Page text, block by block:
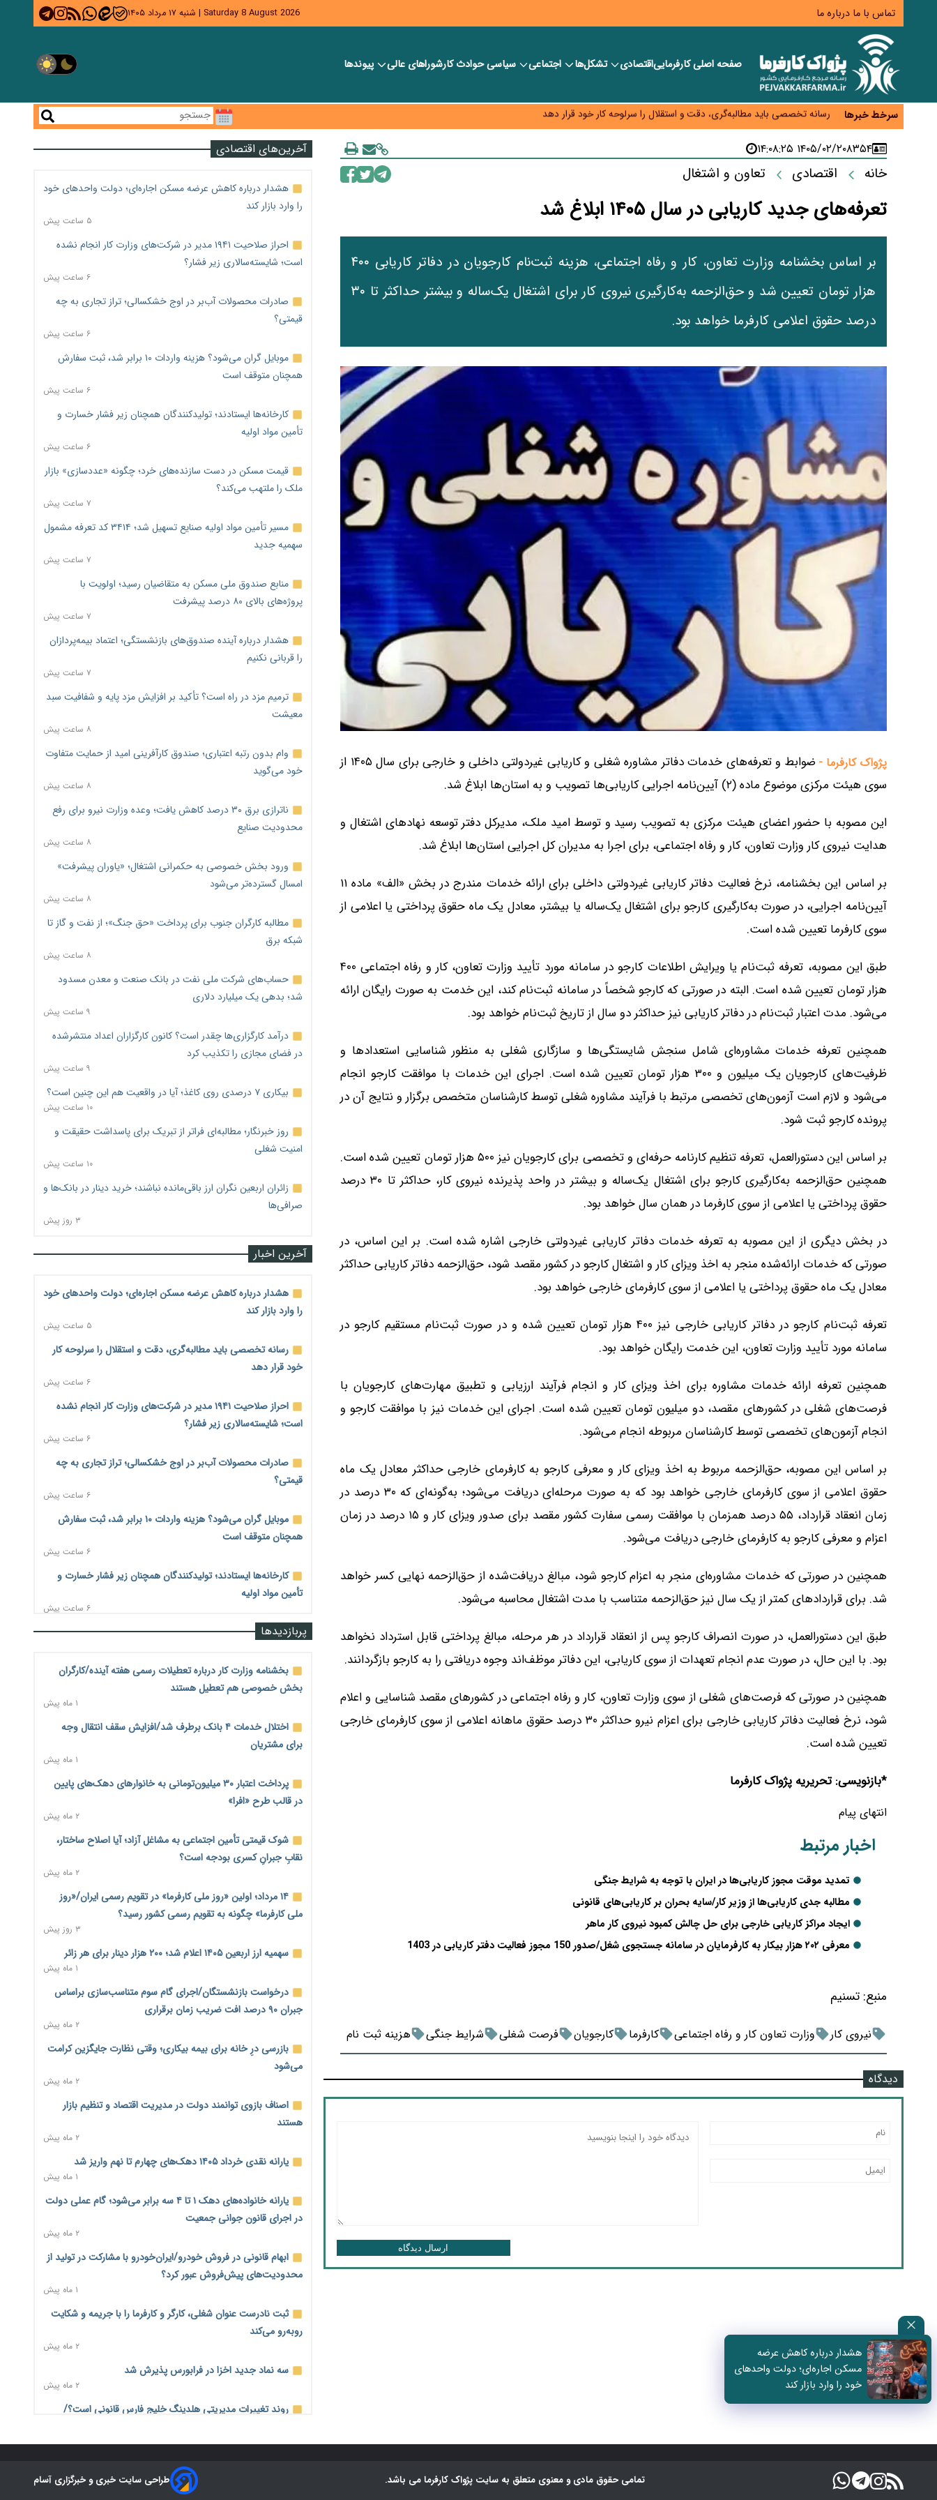
تماس با ما درباره ما Saturday 8 August 2026
| شنبه ۱۷ مرداد ۱۴۰۵
صفحه اصلیکارفرماییاقتصادی تشکل‌ها اجتماعی سیاسیحوادث کارشورا‎های عالی پیوندها
سرخط خبرها
هشدار درباره کاهش عرضه مسکن اجاره‌ای؛ دولت واحدهای خود را وارد بازار کند
رسانه تخصصی باید مطالبه‌گری، دقت و استقلال را سرلوحه کار خود قرار دهد
احراز صلاحیت ۱۹۴۱ مدیر در شرکت‌های وزارت کار انجام نشده است؛ شایسته‌سالاری زیر فشار؟
صادرات محصولات آب‌بر در اوج خشکسالی؛ تراز تجاری به چه قیمتی؟
موبایل گران می‌شود؟ هزینه واردات ۱۰ برابر شد، ثبت سفارش همچنان متوقف است
۸۳۵۴۱۴۰۵/۰۲/۲۰ ۱۴:۰۸:۲۵
خانه اقتصادی تعاون و اشتغال
تعرفه‌های جدید کاریابی در سال ۱۴۰۵ ابلاغ شد
بر اساس بخشنامه وزارت تعاون، کار و رفاه اجتماعی، هزینه ثبت‌نام کارجویان در دفاتر کاریابی ۴۰۰
هزار تومان تعیین شد و حق‌الزحمه به‌کارگیری نیروی کار برای اشتغال یک‌ساله و بیشتر حداکثر تا ۳۰
درصد حقوق اعلامی کارفرما خواهد بود.
پژواک کارفرما -
ضوابط و تعرفه‌های خدمات دفاتر مشاوره شغلی و کاریابی غیردولتی داخلی و خارجی برای سال ۱۴۰۵ از
سوی هیئت مرکزی موضوع ماده (۲) آیین‌نامه اجرایی کاریابی‌ها تصویب و به استان‌ها ابلاغ شد.
این مصوبه با حضور اعضای هیئت مرکزی به تصویب رسید و توسط امید ملک، مدیرکل دفتر توسعه نهادهای اشتغال و
هدایت نیروی کار وزارت تعاون، کار و رفاه اجتماعی، برای اجرا به مدیران کل اجرایی استان‌ها ابلاغ شد.
بر اساس این بخشنامه، نرخ فعالیت دفاتر کاریابی غیردولتی داخلی برای ارائه خدمات مندرج در بخش «الف» ماده ۱۱
آیین‌نامه اجرایی، در صورت به‌کارگیری کارجو برای اشتغال یک‌ساله یا بیشتر، معادل یک ماه حقوق پرداختی یا اعلامی از
سوی کارفرما تعیین شده است.
طبق این مصوبه، تعرفه ثبت‌نام یا ویرایش اطلاعات کارجو در سامانه مورد تأیید وزارت تعاون، کار و رفاه اجتماعی ۴۰۰
هزار تومان تعیین شده است. البته در صورتی که کارجو شخصاً در سامانه ثبت‌نام کند، این خدمت به صورت رایگان ارائه
می‌شود. مدت اعتبار ثبت‌نام در دفاتر کاریابی نیز حداکثر دو سال از تاریخ ثبت‌نام خواهد بود.
همچنین تعرفه خدمات مشاوره‌ای شامل سنجش شایستگی‌ها و سازگاری شغلی به منظور شناسایی استعدادها و
ظرفیت‌های کارجویان یک میلیون و ۳۰۰ هزار تومان تعیین شده است. اجرای این خدمات با موافقت کارجو انجام
می‌شود و لازم است آزمون‌های تخصصی مرتبط با فرآیند مشاوره شغلی توسط کارشناسان متخصص برگزار و نتایج آن در
پرونده کارجو ثبت شود.
بر اساس این دستورالعمل، تعرفه تنظیم کارنامه حرفه‌ای و تخصصی برای کارجویان نیز ۵۰۰ هزار تومان تعیین شده است.
همچنین حق‌الزحمه به‌کارگیری کارجو برای اشتغال یک‌ساله و بیشتر در واحد پذیرنده نیروی کار، حداکثر تا ۳۰ درصد
حقوق پرداختی یا اعلامی از سوی کارفرما در همان سال خواهد بود.
در بخش دیگری از این مصوبه به تعرفه خدمات دفاتر کاریابی غیردولتی خارجی اشاره شده است. بر این اساس، در
صورتی که خدمات ارائه‌شده منجر به اخذ ویزای کار و اشتغال کارجو در کشور مقصد شود، حق‌الزحمه دفاتر کاریابی حداکثر
معادل یک ماه حقوق پرداختی یا اعلامی از سوی کارفرمای خارجی خواهد بود.
تعرفه ثبت‌نام کارجو در دفاتر کاریابی خارجی نیز ۴۰۰ هزار تومان تعیین شده و در صورت ثبت‌نام مستقیم کارجو در
سامانه مورد تأیید وزارت تعاون، این خدمت رایگان خواهد بود.
همچنین تعرفه ارائه خدمات مشاوره برای اخذ ویزای کار و انجام فرآیند ارزیابی و تطبیق مهارت‌های کارجویان با
فرصت‌های شغلی در کشورهای مقصد، دو میلیون تومان تعیین شده است. اجرای این خدمات نیز با موافقت کارجو و
انجام آزمون‌های تخصصی توسط کارشناسان مربوطه انجام می‌شود.
بر اساس این مصوبه، حق‌الزحمه مربوط به اخذ ویزای کار و معرفی کارجو به کارفرمای خارجی حداکثر معادل یک ماه
حقوق اعلامی از سوی کارفرمای خارجی خواهد بود که به صورت مرحله‌ای دریافت می‌شود؛ به‌گونه‌ای که ۳۰ درصد در
زمان انعقاد قرارداد، ۵۵ درصد همزمان با موافقت رسمی سفارت کشور مقصد برای صدور ویزای کار و ۱۵ درصد در زمان
اعزام و معرفی کارجو به کارفرمای خارجی دریافت می‌شود.
همچنین در صورتی که خدمات مشاوره‌ای منجر به اعزام کارجو شود، مبالغ دریافت‌شده از حق‌الزحمه نهایی کسر خواهد
شد. برای قراردادهای کمتر از یک سال نیز حق‌الزحمه متناسب با مدت اشتغال محاسبه می‌شود.
طبق این دستورالعمل، در صورت انصراف کارجو پس از انعقاد قرارداد در هر مرحله، مبالغ پرداختی قابل استرداد نخواهد
بود. با این حال، در صورت عدم انجام تعهدات از سوی کاریابی، این دفاتر موظف‌اند وجوه دریافتی را به کارجو بازگردانند.
همچنین در صورتی که فرصت‌های شغلی از سوی وزارت تعاون، کار و رفاه اجتماعی در کشورهای مقصد شناسایی و اعلام
شود، نرخ فعالیت دفاتر کاریابی خارجی برای اعزام نیرو حداکثر ۳۰ درصد حقوق ماهانه اعلامی از سوی کارفرمای خارجی
تعیین شده است.
*بازنویسی: تحریریه پژواک کارفرما
انتهای پیام
اخبار مرتبط
تمدید موقت مجوز کاریابی‌ها در ایران با توجه به شرایط جنگی
مطالبه جدی کاریابی‌ها از وزیر کار/سایه بحران بر کاریابی‌های قانونی
ایجاد مراکز کاریابی خارجی برای حل چالش کمبود نیروی کار ماهر
معرفی ۲۰۲ هزار بیکار به کارفرمایان در سامانه جستجوی شغل/صدور 150 مجوز فعالیت دفتر کاریابی در 1403
منبع: تسنیم
نیروی کار وزارت تعاون کار و رفاه اجتماعی کارفرما کارجویان فرصت شغلی شرایط جنگی هزینه ثبت نام
دیدگاه
ارسال دیدگاه
آخرین‌های اقتصادی
هشدار درباره کاهش عرضه مسکن اجاره‌ای؛ دولت واحدهای خود
را وارد بازار کند
۵ ساعت پیش
احراز صلاحیت ۱۹۴۱ مدیر در شرکت‌های وزارت کار انجام نشده
است؛ شایسته‌سالاری زیر فشار؟
۶ ساعت پیش
صادرات محصولات آب‌بر در اوج خشکسالی؛ تراز تجاری به چه
قیمتی؟
۶ ساعت پیش
موبایل گران می‌شود؟ هزینه واردات ۱۰ برابر شد، ثبت سفارش
همچنان متوقف است
۶ ساعت پیش
کارخانه‌ها ایستادند؛ تولیدکنندگان همچنان زیر فشار خسارت و
تأمین مواد اولیه
۶ ساعت پیش
قیمت مسکن در دست سازنده‌های خرد؛ چگونه «عددسازی» بازار
ملک را ملتهب می‌کند؟
۷ ساعت پیش
مسیر تأمین مواد اولیه صنایع تسهیل شد؛ ۳۴۱۴ کد تعرفه مشمول
سهمیه جدید
۷ ساعت پیش
منابع صندوق ملی مسکن به متقاضیان رسید؛ اولویت با
پروژه‌های بالای ۸۰ درصد پیشرفت
۷ ساعت پیش
هشدار درباره آینده صندوق‌های بازنشستگی؛ اعتماد بیمه‌پردازان
را قربانی نکنیم
۷ ساعت پیش
ترمیم مزد در راه است؟ تأکید بر افزایش مزد پایه و شفافیت سبد
معیشت
۸ ساعت پیش
وام بدون رتبه اعتباری؛ صندوق کارآفرینی امید از حمایت متفاوت
خود می‌گوید
۸ ساعت پیش
ناترازی برق ۳۰ درصد کاهش یافت؛ وعده وزارت نیرو برای رفع
محدودیت صنایع
۸ ساعت پیش
ورود بخش خصوصی به حکمرانی اشتغال؛ «یاوران پیشرفت»
امسال گسترده‌تر می‌شود
۸ ساعت پیش
مطالبه کارگران جنوب برای پرداخت «حق جنگ»؛ از نفت و گاز تا
شبکه برق
۸ ساعت پیش
حساب‌های شرکت ملی نفت در بانک صنعت و معدن مسدود
شد؛ بدهی یک میلیارد دلاری
۹ ساعت پیش
درآمد کارگزاری‌ها چقدر است؟ کانون کارگزاران اعداد منتشرشده
در فضای مجازی را تکذیب کرد
۹ ساعت پیش
بیکاری ۷ درصدی روی کاغذ؛ آیا در واقعیت هم این چنین است؟
۱۰ ساعت پیش
روز خبرنگار؛ مطالبه‌ای فراتر از تبریک برای پاسداشت حقیقت و
امنیت شغلی
۱۰ ساعت پیش
زائران اربعین نگران ارز باقی‌مانده نباشند؛ خرید دینار در بانک‌ها و
صرافی‌ها
۳ روز پیش
آخرین اخبار
هشدار درباره کاهش عرضه مسکن اجاره‌ای؛ دولت واحدهای خود
را وارد بازار کند
۵ ساعت پیش
رسانه تخصصی باید مطالبه‌گری، دقت و استقلال را سرلوحه کار
خود قرار دهد
۶ ساعت پیش
احراز صلاحیت ۱۹۴۱ مدیر در شرکت‌های وزارت کار انجام نشده
است؛ شایسته‌سالاری زیر فشار؟
۶ ساعت پیش
صادرات محصولات آب‌بر در اوج خشکسالی؛ تراز تجاری به چه
قیمتی؟
۶ ساعت پیش
موبایل گران می‌شود؟ هزینه واردات ۱۰ برابر شد، ثبت سفارش
همچنان متوقف است
۶ ساعت پیش
کارخانه‌ها ایستادند؛ تولیدکنندگان همچنان زیر فشار خسارت و
تأمین مواد اولیه
۶ ساعت پیش
قیمت مسکن در دست سازنده‌های خرد؛ چگونه «عددسازی» بازار
۷ ساعت پیش
۷ ساعت پیش
منابع صندوق ملی مسکن به متقاضیان رسید؛ اولویت با
۷ ساعت پیش
هشدار درباره آینده صندوق‌های بازنشستگی؛ اعتماد بیمه‌پردازان
ترمیم مزد در راه است؟ تأکید بر افزایش مزد پایه و شفافیت سبد
۸ ساعت پیش
وام بدون رتبه اعتباری؛ صندوق کارآفرینی امید از حمایت متفاوت
ناترازی برق ۳۰ درصد کاهش یافت؛ وعده وزارت نیرو برای رفع
محدودیت صنایع
ورود بخش خصوصی به حکمرانی اشتغال؛ «یاوران پیشرفت»
امسال گسترده‌تر می‌شود
مطالبه کارگران جنوب برای پرداخت «حق جنگ»؛ از نفت و گاز تا
شبکه برق
حساب‌های شرکت ملی نفت در بانک صنعت و معدن مسدود
شد؛ بدهی یک میلیارد دلاری
درآمد کارگزاری‌ها چقدر است؟ کانون کارگزاران اعداد منتشرشده
در فضای مجازی را تکذیب کرد
بیکاری ۷ درصدی روی کاغذ؛ آیا در واقعیت هم این چنین است؟
روز خبرنگار؛ مطالبه‌ای فراتر از تبریک برای پاسداشت حقیقت و
امنیت شغلی
زائران اربعین نگران ارز باقی‌مانده نباشند؛ خرید دینار در بانک‌ها و
صرافی‌ها
جنگ کریدورها وارد فاز جدید شد؛ سرمایه‌گذاری ۳۴۵ میلیارد
۳ روز پیش
پربازدیدها
بخشنامه وزارت کار درباره تعطیلات رسمی هفته آینده/کارگران
بخش خصوصی هم تعطیل هستند
۱ ماه پیش
اختلال خدمات ۴ بانک برطرف شد/افزایش سقف انتقال وجه
برای مشتریان
۱ ماه پیش
پرداخت اعتبار ۳۰ میلیون‌تومانی به خانوارهای دهک‌های پایین
در قالب طرح «افرا»
۲ ماه پیش
شوک قیمتی تأمین اجتماعی به مشاغل آزاد؛ آیا اصلاح ساختار،
نقابِ جبرانِ کسری بودجه است؟
۲ ماه پیش
۱۴ مرداد؛ اولین «روز ملی کارفرما» در تقویم رسمی ایران/«روز
ملی کارفرما» چگونه به تقویم رسمی کشور رسید؟
۳ روز پیش
سهمیه ارز اربعین ۱۴۰۵ اعلام شد؛ ۲۰۰ هزار دینار برای هر زائر
۱ ماه پیش
درخواست بازنشستگان/اجرای گام سوم متناسب‌سازی براساس
جبران ۹۰ درصد افت ضریب زمان برقراری
۲ ماه پیش
بازرسی درِ خانه برای بیمه بیکاری؛ وقتی نظارت جایگزین کرامت
می‌شود
۲ ماه پیش
اصناف بازوی توانمند دولت در مدیریت اقتصاد و تنظیم بازار
هستند
۲ ماه پیش
یارانه نقدی خرداد ۱۴۰۵ دهک‌های چهارم تا نهم واریز شد
۱ ماه پیش
یارانه خانواده‌های دهک ۱ تا ۴ سه برابر می‌شود؛ گام عملی دولت
در اجرای قانون جوانی جمعیت
۲ ماه پیش
ابهام قانونی در فروش خودرو/ایران‌خودرو با مشارکت در تولید از
محدودیت‌های پیش‌فروش عبور کرد؟
۱ ماه پیش
ثبت نادرست عنوان شغلی، کارگر و کارفرما را با جریمه و شکایت
روبه‌رو می‌کند
۲ ماه پیش
سه نماد جدید اخزا در فرابورس پذیرش شد
۲ ماه پیش
روند تغییرات مدیریتی هلدینگ خلیج فارس قانونی است؟/
۱ ماه پیش
هشدار درباره «۴ درصد» مشاغل سخت و زیان‌آور/کارفرمایان
پرداخت را به بازنشستگی موکول نکنند
هشدار درباره کاهش عرضه
مسکن اجاره‌ای؛ دولت واحدهای
خود را وارد بازار کند
تمامی حقوق مادی و معنوی متعلق به سایت پژواک کارفرما می باشد. طراحی سایت خبری و خبرگزاری آسام